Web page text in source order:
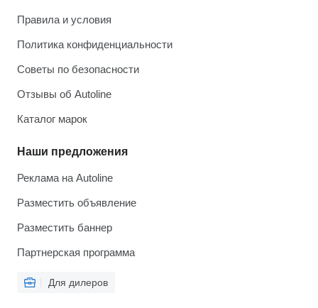
Правила и условия
Политика конфиденциальности
Советы по безопасности
Отзывы об Autoline
Каталог марок
Наши предложения
Реклама на Autoline
Разместить объявление
Разместить баннер
Партнерская программа
Для дилеров